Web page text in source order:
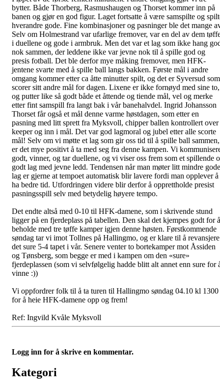
bytter. Både Thorberg, Rasmushaugen og Thorset kommer inn på
banen og gjør en god figur. Laget fortsatte å være samspilte og
hverandre gode. Fine kombinasjoner og pasninger ble det mange
Selv om Holmestrand var ufarlige fremover, var en del av dem
i duellene og gode i armbruk. Men det var et lag som ikke hang
nok sammen, der leddene ikke var jevne nok til å spille god og
presis fotball. Det ble derfor mye måking fremover, men HFK-
jentene svarte med å spille ball langs bakken. Første mål i andre
omgang kommer etter ca åtte minutter spilt, og det er Syversud som
scorer sitt andre mål for dagen. Lixene er ikke fornøyd med sine to,
og putter like så godt både et åttende og tiende mål, vel og merke
etter fint samspill fra langt bak i vår banehalvdel. Ingrid Johansson
Thorset får også et mål denne varme høstdagen, som etter en
pasning med litt sprett fra Myksvoll, chipper ballen kontrollert over
keeper og inn i mål. Det var god lagmoral og jubel etter alle scorte
mål! Selv om vi møtte et lag som gir oss tid til å spille ball sammen,
er det mye positivt å ta med seg fra denne kampen. Vi
godt, vinner, og tar duellene, og vi viser oss frem som et spillende
godt lag med jevne ledd. Tendensen når man møter litt mindre gode
lag er gjerne at tempoet automatisk blir lavere fordi man opplever å
ha bedre tid. Utfordringen videre blir derfor å opprettholde presist
pasningsspill selv med betydelig høyere tempo.
Det endte altså med 0-10 til HFK-damene, som i skrivende stund
ligger på en fjerdeplass på tabellen. Den skal det kjempes godt for å
beholde med tre tøffe kamper igjen denne høsten. Førstkommende
søndag tar vi imot Tollnes på Hallingmo, og er klare til å revansjere
det sure 5-4 tapet i vår. Senere venter to bortekamper mot Åssiden
og Tønsberg, som begge er med i kampen om den «sure»
fjerdeplassen (som vi selvfølgelig hadde blitt alt annet enn sure for
vinne :))
Vi oppfordrer folk til å ta turen til Hallingmo søndag 04.10 kl 1300
for å heie HFK-damene opp og frem!
Ref: Ingvild Kvåle Myksvoll
Logg inn for å skrive en kommentar.
Kategori